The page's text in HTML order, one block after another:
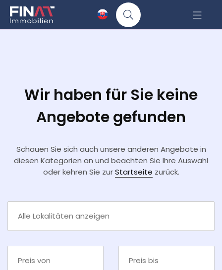
Wir haben für Sie keine
Angebote gefunden
Schauen Sie sich auch unsere anderen Angebote in
diesen Kategorien an und beachten Sie Ihre Auswahl
oder kehren Sie zurStartseite zurück.